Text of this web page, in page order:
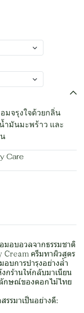
มจรุงใจด้วยกลิ่น
มันมะพร้าว และ
Care
อบอวลจากธรรมชาติ
Cream ครีมทาผิวสูตร
อบการบำรุงอย่างล้ำ
กร้านให้กลับมาเนียน
กษณ์ของดอกไม้ไทย
รรมาเป็นอย่างดี: